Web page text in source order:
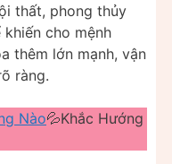
thất, phong thủy
cho mệnh
thêm lớn mạnh, vận
ràng.
Nào💦Khắc Hướng